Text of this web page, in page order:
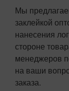
Мы
заклейкой
нанесения
стороне
менеджеров
на ваши
заказа.